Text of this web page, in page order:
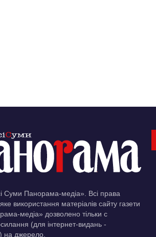
Суми Панорама-медіа». Всі права
використання матеріалів сайту газети
медіа» дозволено тільки c
(для інтернет-видань -
на джерело.